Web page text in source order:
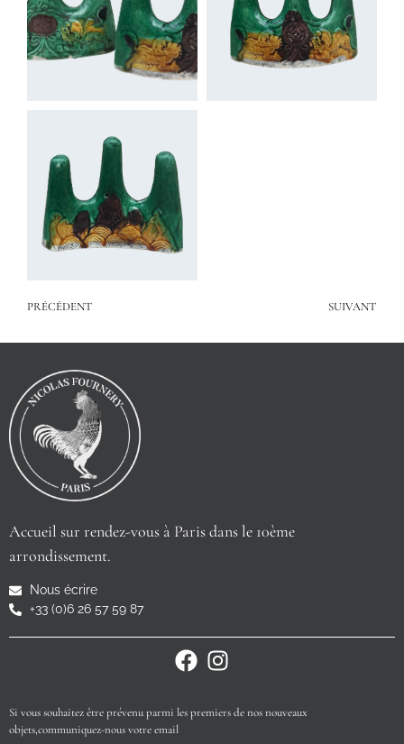
PRÉCÉDENT SUIVANT
Accueil sur rendez-vous à Paris dans le 10ème
arrondissement.
Nous écrire
+33 (0)6 26 57 59 87
Si vous souhaitez être prévenu parmi les premiers de nos nouveaux
objets,communiquez-nous votre email